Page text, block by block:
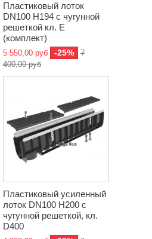
Пластиковый лоток
DN100 H194 с чугунной
решеткой кл. Е
(комплект)
5 550,00 руб -25%
7
400,00 руб
Пластиковый усиленный
лоток DN100 H200 с
чугунной решеткой, кл.
D400